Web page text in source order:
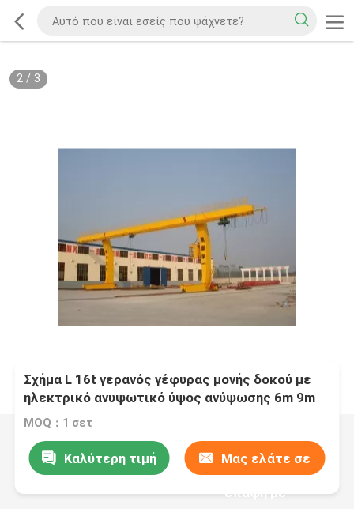
2/ 3
Σχήμα L 16t γερανός γέφυρας μονής δοκού με
ηλεκτρικό ανυψωτικό ύψος ανύψωσης 6m 9m
MOQ：1 σετ
Καλύτερη τιμή Μας ελάτε σε
επαφή με